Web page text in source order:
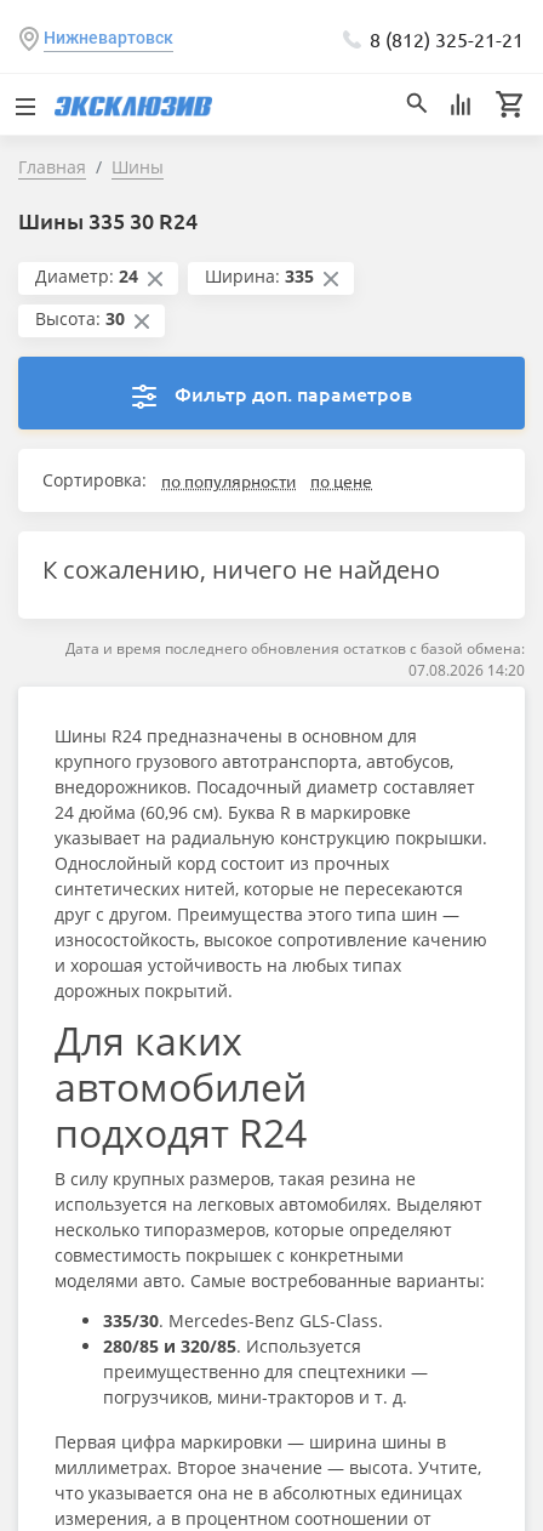
Нижневартовск 8 (812) 325-21-21
Главная Шины
Шины 335 30 R24
Диаметр: 24 Ширина: 335
Высота: 30
Фильтр доп. параметров
Сортировка: по популярности по цене
К сожалению, ничего не найдено
Дата и время последнего обновления остатков с базой обмена:
07.08.2026 14:20
Шины R24 предназначены в основном для
крупного грузового автотранспорта, автобусов,
внедорожников. Посадочный диаметр составляет
24 дюйма (60,96 см). Буква R в маркировке
указывает на радиальную конструкцию покрышки.
Однослойный корд состоит из прочных
синтетических нитей, которые не пересекаются
друг с другом. Преимущества этого типа шин —
износостойкость, высокое сопротивление качению
и хорошая устойчивость на любых типах
дорожных покрытий.
Для каких
автомобилей
подходят R24
В силу крупных размеров, такая резина не
используется на легковых автомобилях. Выделяют
несколько типоразмеров, которые определяют
совместимость покрышек с конкретными
моделями авто. Самые востребованные варианты:
335/30. Mercedes-Benz GLS-Class.
280/85 и 320/85. Используется
преимущественно для спецтехники —
погрузчиков, мини-тракторов и т. д.
Первая цифра маркировки — ширина шины в
миллиметрах. Второе значение — высота. Учтите,
что указывается она не в абсолютных единицах
измерения, а в процентном соотношении от